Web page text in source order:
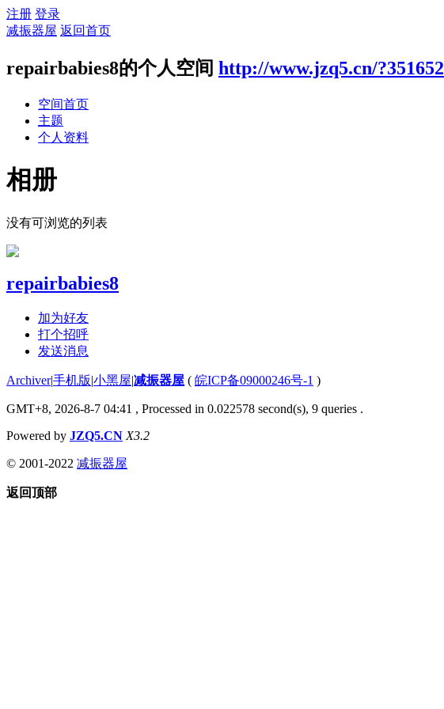
注册 登录
减振器屋 返回首页
repairbabies8的个人空间 http://www.jzq5.cn/?351652
空间首页
主题
个人资料
相册
没有可浏览的列表
repairbabies8
加为好友
打个招呼
发送消息
Archiver|手机版|小黑屋|减振器屋 ( 皖ICP备09000246号-1 )
GMT+8, 2026-8-7 04:41 , Processed in 0.022578 second(s), 9 queries .
Powered by JZQ5.CN X3.2
© 2001-2022 减振器屋
返回顶部